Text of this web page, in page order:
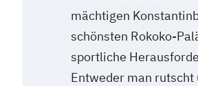
mächtigen
schönsten Rokoko-
sportliche
Entweder man rutscht